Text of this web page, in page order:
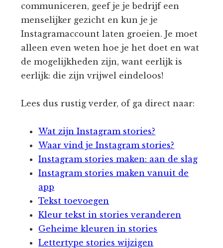
communiceren, geef je je bedrijf een
menselijker gezicht en kun je je
Instagramaccount laten groeien. Je moet
alleen even weten hoe je het doet en wat
de mogelijkheden zijn, want eerlijk is
eerlijk: die zijn vrijwel eindeloos!
Lees dus rustig verder, of ga direct naar:
Wat zijn Instagram stories?
Waar vind je Instagram stories?
Instagram stories maken: aan de slag
Instagram stories maken vanuit de
app
Tekst toevoegen
Kleur tekst in stories veranderen
Geheime kleuren in stories
Lettertype stories wijzigen